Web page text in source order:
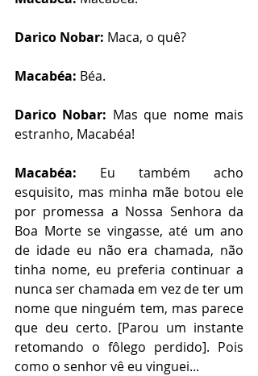
Darico Nobar: Maca, o quê?
Macabéa: Béa.
Darico Nobar: Mas que nome mais
estranho, Macabéa!
Macabéa: Eu também acho
esquisito, mas minha mãe botou ele
por promessa a Nossa Senhora da
Boa Morte se vingasse, até um ano
de idade eu não era chamada, não
tinha nome, eu preferia continuar a
nunca ser chamada em vez de ter um
nome que ninguém tem, mas parece
que deu certo. [Parou um instante
retomando o fôlego perdido]. Pois
como o senhor vê eu vinguei...